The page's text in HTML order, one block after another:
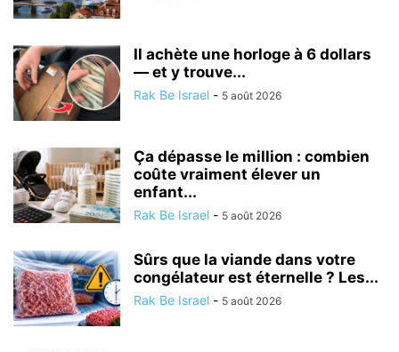
Il achète une horloge à 6 dollars
— et y trouve...
Rak Be Israel - 5 août 2026
Ça dépasse le million : combien
coûte vraiment élever un
enfant...
Rak Be Israel - 5 août 2026
Sûrs que la viande dans votre
congélateur est éternelle ? Les...
Rak Be Israel - 5 août 2026